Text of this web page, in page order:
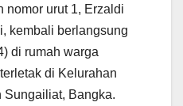
nomor urut 1, Erzaldi
kembali berlangsung
di rumah warga
di Kelurahan
Sungailiat, Bangka.